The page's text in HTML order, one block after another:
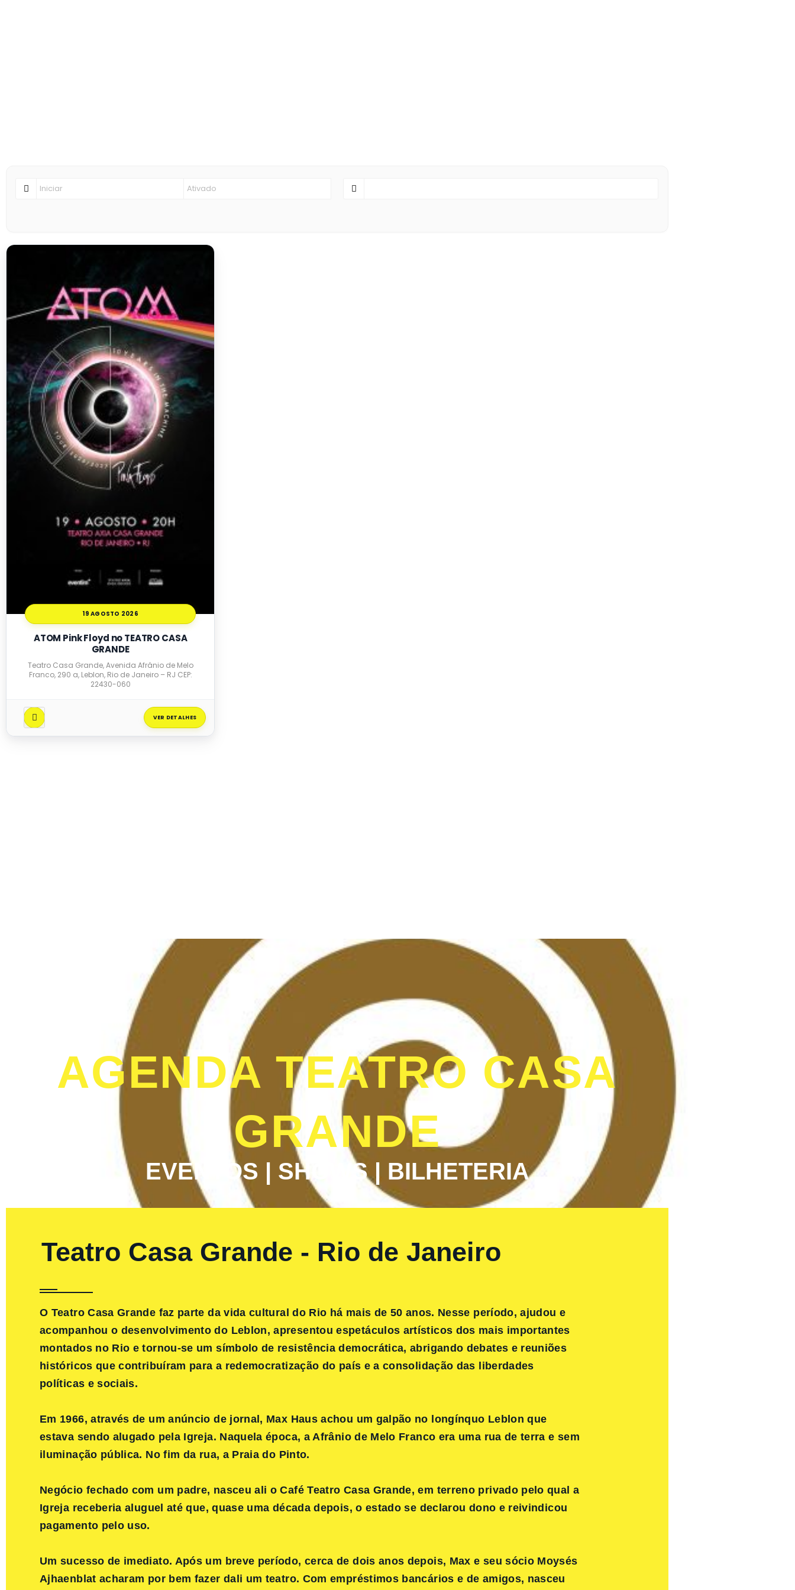
19 AGOSTO 2026
ATOM Pink Floyd no TEATRO CASA
GRANDE
Teatro Casa Grande, Avenida Afrânio de Melo
Franco, 290 a, Leblon, Rio de Janeiro – RJ CEP:
22430-060
VER DETALHES
AGENDA TEATRO CASA
GRANDE
EVENTOS | SHOWS | BILHETERIA
Teatro Casa Grande - Rio de Janeiro
O Teatro Casa Grande faz parte da vida cultural do Rio há mais de 50 anos. Nesse período, ajudou e
acompanhou o desenvolvimento do Leblon, apresentou espetáculos artísticos dos mais importantes
montados no Rio e tornou-se um símbolo de resistência democrática, abrigando debates e reuniões
históricos que contribuíram para a redemocratização do país e a consolidação das liberdades
políticas e sociais.
Em 1966, através de um anúncio de jornal, Max Haus achou um galpão no longínquo Leblon que
estava sendo alugado pela Igreja. Naquela época, a Afrânio de Melo Franco era uma rua de terra e sem
iluminação pública. No fim da rua, a Praia do Pinto.
Negócio fechado com um padre, nasceu ali oCafé Teatro Casa Grande, em terreno privado pelo qual a
Igreja receberia aluguel até que, quase uma década depois, o estado se declarou dono e reivindicou
pagamento pelo uso.
Um sucesso de imediato. Após um breve período, cerca de dois anos depois, Max e seu sócio Moysés
Ajhaenblat acharam por bem fazer dali um teatro. Com empréstimos bancários e de amigos, nasceu